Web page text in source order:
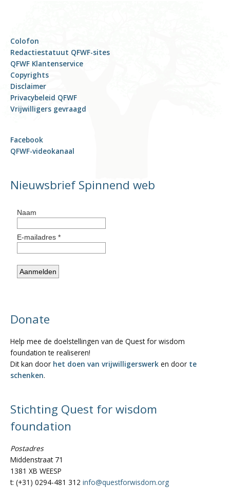
Colofon
Redactiestatuut QFWF-sites
QFWF Klantenservice
Copyrights
Disclaimer
Privacybeleid QFWF
Vrijwilligers gevraagd
Facebook
QFWF-videokanaal
Nieuwsbrief Spinnend web
Donate
Help mee de doelstellingen van de Quest for wisdom
foundation te realiseren!
Dit kan door het doen van vrijwilligerswerk en door te
schenken.
Stichting Quest for wisdom
foundation
Postadres
Middenstraat 71
1381 XB WEESP
t: (+31) 0294-481 312 info@questforwisdom.org